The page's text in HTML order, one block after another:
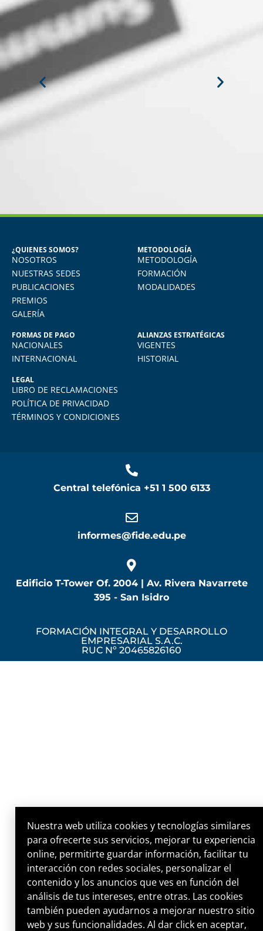
GÓNGORA
Vivo en Arequipa y llevé el diploma con
total comodidad desde mi casa. La
y muy amigable. La enseñanza virtual es
¿QUIENES SOMOS?
NOSOTROS
NUESTRAS SEDES
PUBLICACIONES
PREMIOS
GALERÍA
METODOLOGÍA
METODOLOGÍA
FORMACIÓN
MODALIDADES
FORMAS DE PAGO
NACIONALES
INTERNACIONAL
ALIANZAS ESTRATÉGICAS
VIGENTES
HISTORIAL
LEGAL
LIBRO DE RECLAMACIONES
POLÍTICA DE PRIVACIDAD
TÉRMINOS Y CONDICIONES
Central telefónica +51 1 500 6133
informes@fide.edu.pe
Edificio T-Tower Of. 2004 | Av. Rivera Navarrete
395 - San Isidro
FORMACIÓN INTEGRAL Y DESARROLLO
EMPRESARIAL S.A.C.
RUC Nº 20465826160
Nuestra web utiliza cookies y tecnologías similares
para ofrecerte sus servicios, mejorar tu experiencia
online, permitirte guardar información, facilitar tu
interacción con redes sociales, personalizar el
contenido y los anuncios que ves en función del
análisis de tus intereses, entre otras. Las cookies
también pueden ayudarnos a mejorar nuestro sitio
web y sus funcionalidades. Al dar click en aceptar,